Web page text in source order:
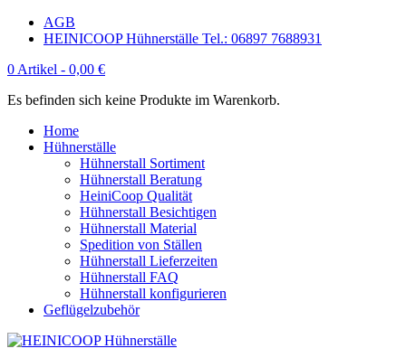
AGB
HEINICOOP Hühnerställe Tel.: 06897 7688931
0 Artikel - 0,00 €
Es befinden sich keine Produkte im Warenkorb.
Home
Hühnerställe
Hühnerstall Sortiment
Hühnerstall Beratung
HeiniCoop Qualität
Hühnerstall Besichtigen
Hühnerstall Material
Spedition von Ställen
Hühnerstall Lieferzeiten
Hühnerstall FAQ
Hühnerstall konfigurieren
Geflügelzubehör